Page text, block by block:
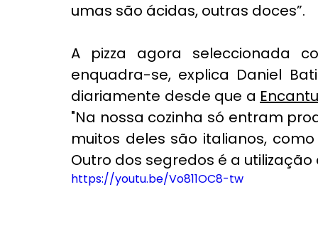
umas são ácidas, outras doces”.
A pizza agora seleccionada
enquadra-se, explica Daniel
diariamente desde que a
"Na nossa cozinha só entram
muitos deles são italianos,
Outro dos segredos é a
https://youtu.be/Vo811OC8-tw